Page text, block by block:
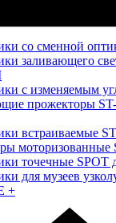
со сменной
заливающего
с изменяемым
прожекторы
встраиваемые
точечные SPOT
для музеев
+